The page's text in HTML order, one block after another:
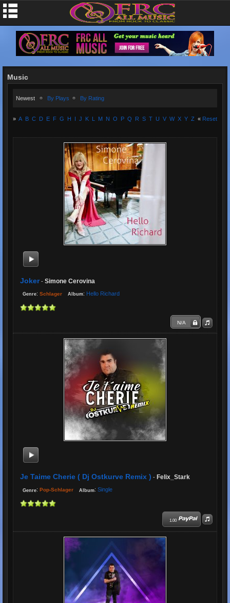
Music
Newest By Plays By Rating
» A B C D E F G H J K M N O P Q R S T U V W X Y Z « Reset
Joker- Simone Cerovina
Genre: Schlager Album: Hello Richard
N/A
Je Taime Cherie ( Dj Ostkurve Remix ) - Felix_Stark
Genre: Pop-Schlager Album: Single
1.00